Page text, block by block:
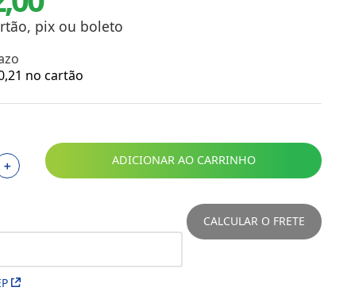
para Sublimação
Tinta Sublimática
pix ou boleto
,21 no cartão
＋ ADICIONAR AO CARRINHO
CALCULAR O FRETE